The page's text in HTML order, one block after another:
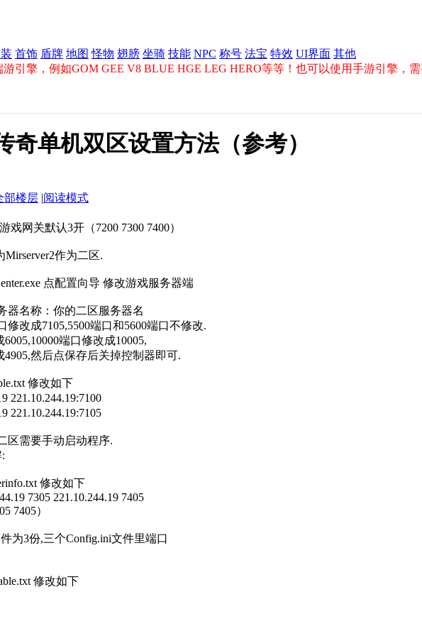
首饰 盾牌 地图 怪物 翅膀 坐骑 技能 NPC 称号 法宝 特效 UI界面 其他
引擎，例如GOM GEE V8 BLUE HGE LEG HERO等等！也可以使用手游引擎，需
奇单机双区设置方法（参考）
部楼层 |阅读模式
网关默认3开（7200 7300 7400）
作为二区.
点配置向导 修改游戏服务器端
器名称：你的二区服务器名
修改成7105,5500端口和5600端口不修改.
端口修改成10005,
4905,然后点保存后关掉控制器即可.
修改如下
221.10.244.19:7100
221.10.244.19:7105
区需要手动启动程序.
修改如下
7305 221.10.244.19 7405
7405）
为3份,三个Config.ini文件里端口
修改如下